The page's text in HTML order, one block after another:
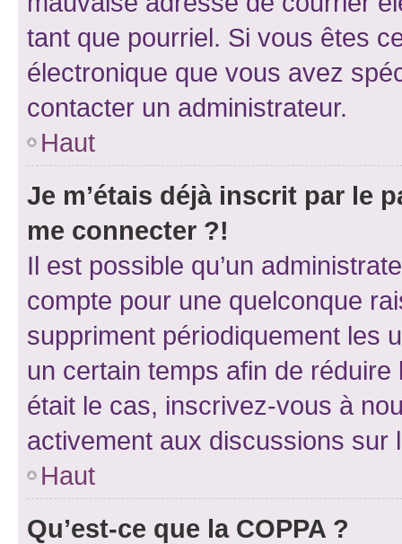
tant que pourriel. Si vous êtes
électronique que vous avez
contacter un administrateur.
Haut
Je m’étais déjà inscrit par le
me connecter ?!
Il est possible qu’un
compte pour une quelconque
suppriment périodiquement les
un certain temps afin de
était le cas, inscrivez-vous à
activement aux discussions sur
Haut
Qu’est-ce que la COPPA ?